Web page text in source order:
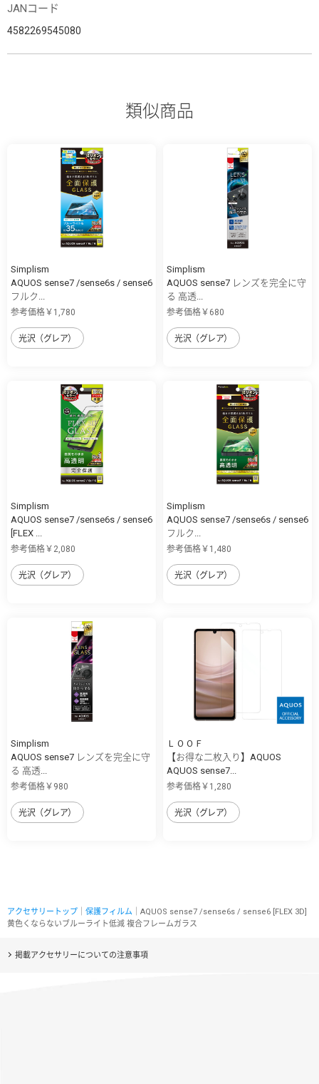
JANコード
4582269545080
類似商品
Simplism
AQUOS sense7 /sense6s / sense6
フルク...
参考価格￥1,780
光沢（グレア）
Simplism
AQUOS sense7 レンズを完全に守
る 高透...
参考価格￥680
光沢（グレア）
Simplism
AQUOS sense7 /sense6s / sense6
[FLEX ...
参考価格￥2,080
光沢（グレア）
Simplism
AQUOS sense7 /sense6s / sense6
フルク...
参考価格￥1,480
光沢（グレア）
Simplism
AQUOS sense7 レンズを完全に守
る 高透...
参考価格￥980
光沢（グレア）
ＬＯＯＦ
【お得な二枚入り】AQUOS
AQUOS sense7...
参考価格￥1,280
光沢（グレア）
アクセサリートップ 保護フィルム ｜AQUOS sense7 /sense6s / sense6 [FLEX 3D]
黄色くならないブルーライト低減 複合フレームガラス
掲載アクセサリーについての注意事項